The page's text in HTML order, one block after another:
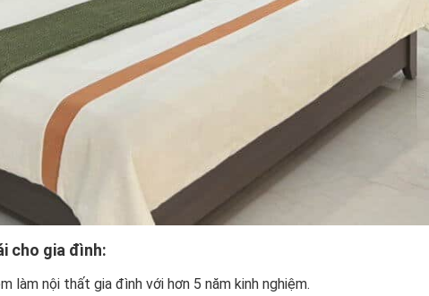
cho gia đình:
làm nội thất gia đình với hơn 5 năm kinh nghiệm.